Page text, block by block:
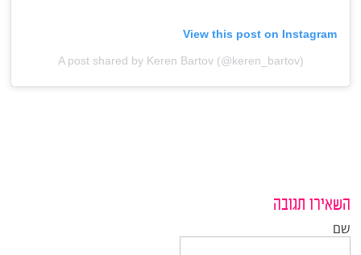
View this post on Instagram
A post shared by Keren Bartov (@keren_bartov)
השאירו תגובה
שם